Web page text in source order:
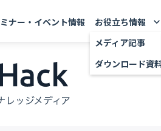
ナー・イベント情報
メディア記事
ダウンロード資
お役立ち情報
keyboard_arrow_down